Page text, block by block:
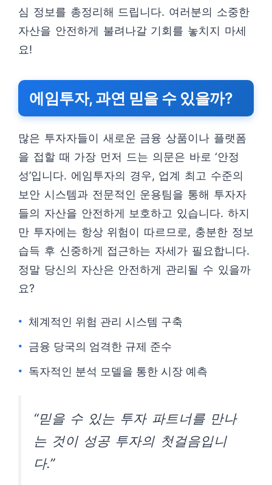
심 정보를 총정리해 드립니다. 여러분의 소중한
자산을 안전하게 불려나갈 기회를 놓치지 마세
요!
에임투자, 과연 믿을 수 있을까?
많은 투자자들이 새로운 금융 상품이나 플랫폼
을 접할 때 가장 먼저 드는 의문은 바로 ‘안정
성’입니다. 에임투자의 경우, 업계 최고 수준의
보안 시스템과 전문적인 운용팀을 통해 투자자
들의 자산을 안전하게 보호하고 있습니다. 하지
만 투자에는 항상 위험이 따르므로, 충분한 정보
습득 후 신중하게 접근하는 자세가 필요합니다.
정말 당신의 자산은 안전하게 관리될 수 있을까
요?
체계적인 위험 관리 시스템 구축
금융 당국의 엄격한 규제 준수
독자적인 분석 모델을 통한 시장 예측
“믿을 수 있는 투자 파트너를 만나
는 것이 성공 투자의 첫걸음입니
다.”